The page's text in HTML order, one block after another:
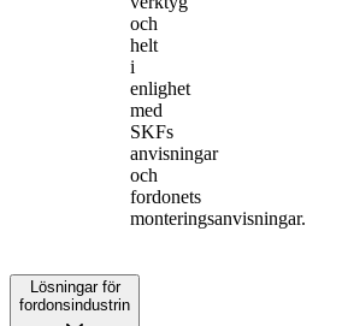
och
helt
i
enlighet
med
SKFs
anvisningar
och
fordonets
monteringsanvisningar.
Lösningar för
fordonsindustrin